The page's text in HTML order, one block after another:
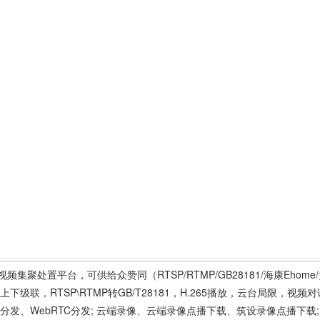
集聚处置平台，可供给众赞同（RTSP/RTMP/GB28181/海康
下级联，RTSP\RTMP转GB/T28181，H.265播放，云台局限，视频对
发、WebRTC分发; 云端录像、云端录像点播下载、筑设录像点播下载;